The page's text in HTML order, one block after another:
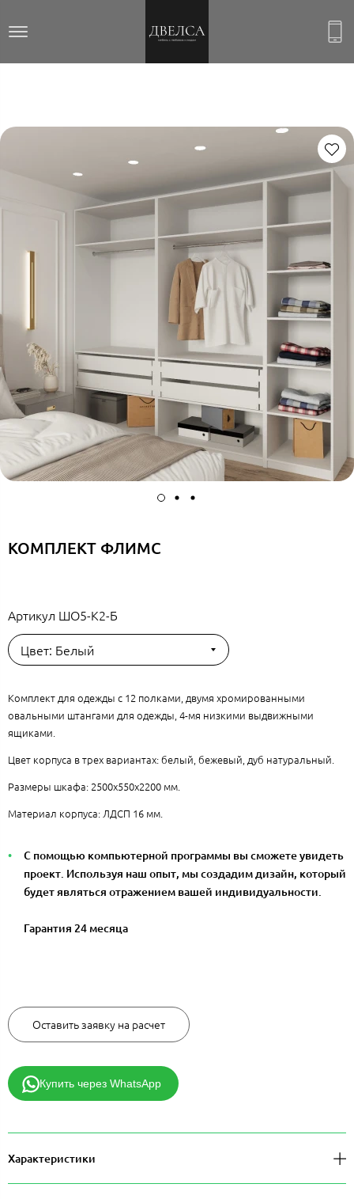
КОМПЛЕКТ ФЛИМС
Артикул ШО5-К2-Б
Цвет: Белый
Комплект для одежды с 12 полками, двумя хромированными
овальными штангами для одежды, 4-мя низкими выдвижными
ящиками.
Цвет корпуса в трех вариантах: белый, бежевый, дуб натуральный.
Размеры шкафа: 2500x550x2200 мм.
Материал корпуса: ЛДСП 16 мм.
С помощью компьютерной программы вы сможете увидеть
проект. Используя наш опыт, мы создадим дизайн, который
будет являться отражением вашей индивидуальности.
Гарантия 24 месяца
Оставить заявку на расчет
Купить через WhatsApp
Характеристики